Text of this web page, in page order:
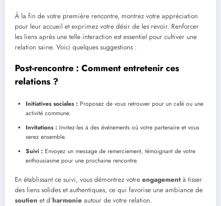
À la fin de votre première rencontre, montrez votre appréciation
pour leur accueil et exprimez votre désir de les revoir. Renforcer
les liens après une telle interaction est essentiel pour cultiver une
relation saine. Voici quelques suggestions :
Post-rencontre : Comment entretenir ces
relations ?
Initiatives sociales : Proposez de vous retrouver pour un café ou une
activité commune.
Invitations : Invitez-les à des événements où votre partenaire et vous
serez ensemble.
Suivi : Envoyez un message de remerciement, témoignant de votre
enthousiasme pour une prochaine rencontre.
En établissant ce suivi, vous démontrez votre engagementà tisser
des liens solides et authentiques, ce qui favorise une ambiance de
soutien et d’harmonie autour de votre relation.